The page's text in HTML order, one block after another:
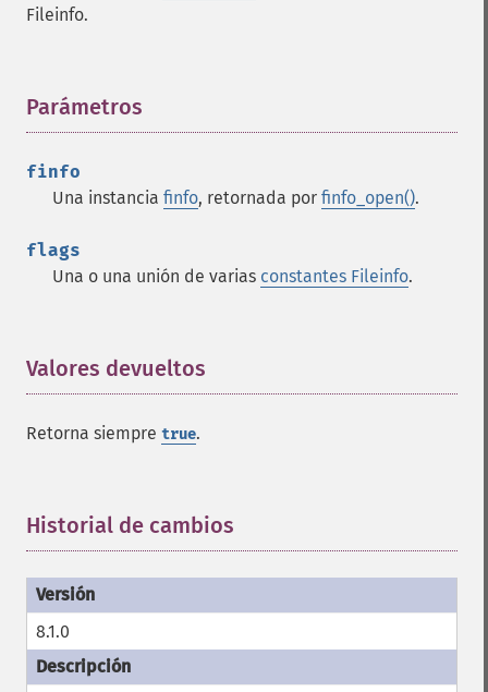
Fileinfo.
Parámetros
finfo
Una instancia finfo, retornada por finfo_open().
flags
Una o una unión de varias constantes Fileinfo.
Valores devueltos
Retorna siempre true.
Historial de cambios
8.1.0